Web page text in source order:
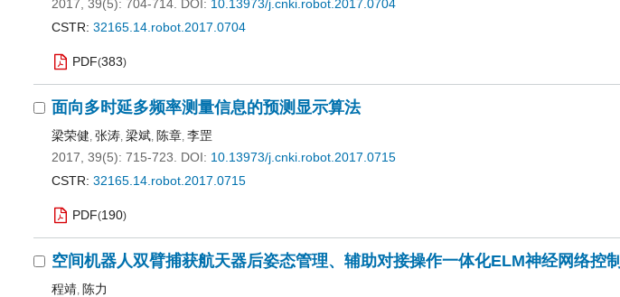
2017, 39(5): 704-714. DOI: 10.13973/j.cnki.robot.2017.0704
CSTR: 32165.14.robot.2017.0704
PDF(383)
面向多时延多频率测量信息的预测显示算法
梁荣健, 张涛, 梁斌, 陈章, 李罡
2017, 39(5): 715-723.
DOI: 10.13973/j.cnki.robot.2017.0715
CSTR: 32165.14.robot.2017.0715
PDF(190)
空间机器人双臂捕获航天器后姿态管理、辅助对接操作一体化ELM神经网络控制
程靖, 陈力